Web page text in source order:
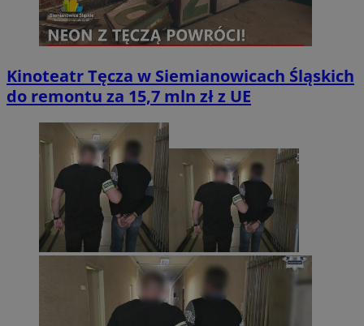
Kinoteatr Tęcza w Siemianowicach Śląskich
do remontu za 15,7 mln zł z UE